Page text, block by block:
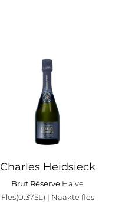
Charles Heidsieck
Brut Réserve Halve
Fles(0.375L) | Naakte fles